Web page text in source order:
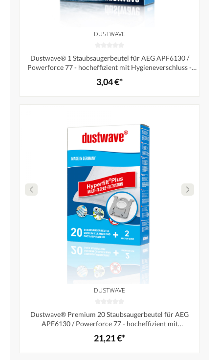
DUSTWAVE
Dustwave® 1 Staubsaugerbeutel für AEG APF6130 /
Powerforce 77 - hocheffizient mit Hygieneverschluss -
Made in Germany
3,04 €*
DUSTWAVE
Dustwave® Premium 20 Staubsaugerbeutel für AEG
APF6130 / Powerforce 77 - hocheffizient mit
Hygieneverschluss - Made in Germany
21,21 €*